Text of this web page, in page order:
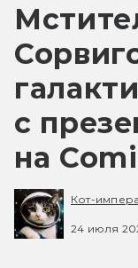
с
на
Кот-
24 июля